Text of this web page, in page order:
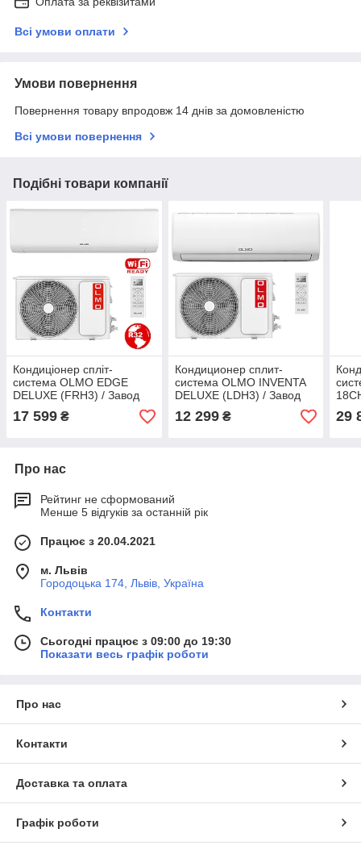
Всі умови оплати
Умови повернення
Повернення товару впродовж 14 днів за домовленістю
Всі умови повернення
Подібні товари компанії
Кондиціонер спліт-
система OLMO EDGE
DELUXE (FRH3) / Завод
HITACHI / R32 / WIFI
Ready / INVERTER
17 599 ₴
Кондиционер сплит-
система OLMO INVENTA
DELUXE (LDH3) / Завод
HITACHI / R32 / ON/OFF
12 299₴
FI
29
Про нас
Рейтинг не сформований
Менше 5 відгуків за останній рік
Працює з 20.04.2021
м. Львів
Городоцька 174, Львів, Україна
Контакти
Сьогодні працює з 09:00 до 19:30
Показати весь графік роботи
Про нас
Контакти
Доставка та оплата
Графік роботи